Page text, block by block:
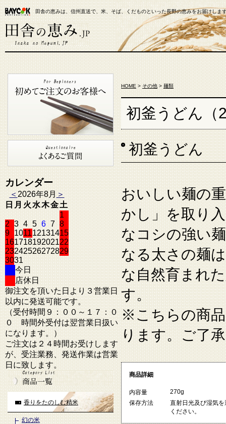
田舎の恵みは、信州直送で、米、そば、くだものといった長野の恵みをお届けしま
【米通販】田舎の恵み.JP
カレンダー
＜2026年8月＞
日月火水木金土
1
2 3 4 5 6 7 8
9 101112131415
16171819202122
23242526272829
3031
今日
店休日
御注文を頂いた日より３営業日
以内に発送可能です。
（受付時間９：００～１７：０
０ 時間外受付は翌営業日扱い
になります。）
ご注文は２４時間お受けします
が、受注業務、発送作業は営業
日に致します。
香りをたのしむ精米
幻の米
HOME>その他>麺類
初釜うどん（
初釜うどん
おいしい麺の
かし」を取り
なコシの強い
なる太さの麺
な自然育まれ
す。
※こちらの商品
ります。ご了
商品詳細
内容量
270g
保存方法
直射日光及び湿気
ください。